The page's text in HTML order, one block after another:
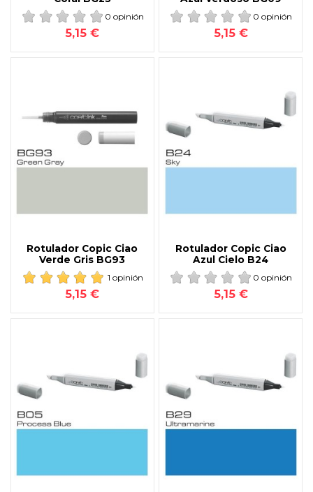
0 opinión
5,15 €
0 opinión
5,15 €
Rotulador Copic Ciao
Verde Gris BG93
1 opinión
5,15 €
Rotulador Copic Ciao
Azul Cielo B24
0 opinión
5,15 €